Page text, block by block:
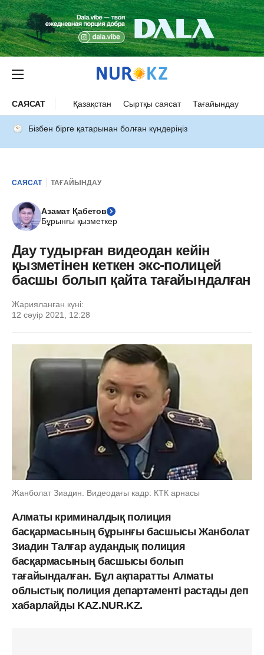
САЯСАТ Қазақстан Сыртқы саясат Тағайындау
Бізбен бірге қатарынан болған күндеріңіз
САЯСАТ ТАҒАЙЫНДАУ
Азамат Қабетов
Бұрынғы қызметкер
Дау тудырған видеодан кейін
қызметінен кеткен экс-полицей
басшы болып қайта тағайындалған
Жарияланған күні:
12 сәуір 2021, 12:28
Жанболат Зиадин. Видеодағы кадр: КТК арнасы
Алматы криминалдық полиция
басқармасының бұрынғы басшысы Жанболат
Зиадин Талғар аудандық полиция
басқармасының басшысы болып
тағайындалған. Бұл ақпаратты Алматы
облыстық полиция департаменті растады деп
хабарлайды KAZ.NUR.KZ.